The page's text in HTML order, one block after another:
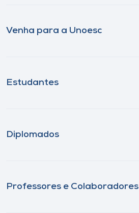
Venha para a Unoesc
Estudantes
Diplomados
Professores e Colaboradores